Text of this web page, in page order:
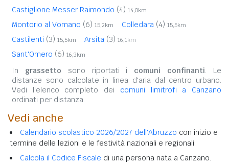
Castiglione Messer Raimondo (4) 14,0km
Montorio al Vomano (6) 15,2km Colledara (4) 15,5km
Castilenti (3) 15,5km Arsita (3) 16,1km
Sant'Omero (6) 16,3km
In grassetto sono riportati i comuni confinanti. Le
distanze sono calcolate in linea d'aria dal centro urbano.
Vedi l'elenco completo dei comuni limitrofi a Canzano
ordinati per distanza.
Vedi anche
Calendario scolastico 2026/2027 dell'Abruzzo con inizio e
termine delle lezioni e le festività nazionali e regionali.
Calcola il Codice Fiscale di una persona nata a Canzano.